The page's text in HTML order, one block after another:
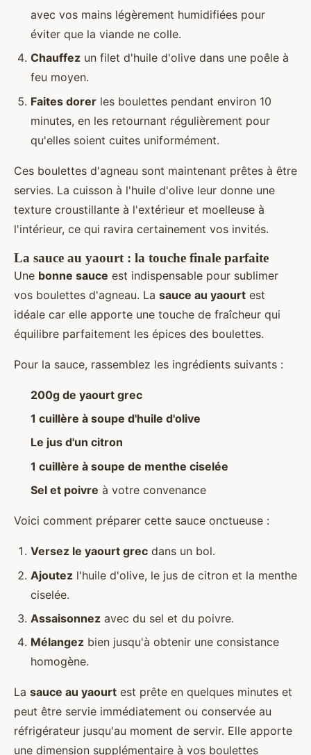
avec vos mains légèrement humidifiées pour
éviter que la viande ne colle.
Chauffez un filet d'huile d'olive dans une poêle à
feu moyen.
Faites dorer les boulettes pendant environ 10
minutes, en les retournant régulièrement pour
qu'elles soient cuites uniformément.
Ces boulettes d'agneau sont maintenant prêtes à être
servies. La cuisson à l'huile d'olive leur donne une
texture croustillante à l'extérieur et moelleuse à
l'intérieur, ce qui ravira certainement vos invités.
La sauce au yaourt : la touche finale parfaite
Une bonne sauce est indispensable pour sublimer
vos boulettes d'agneau. La sauce au yaourt est
idéale car elle apporte une touche de fraîcheur qui
équilibre parfaitement les épices des boulettes.
Pour la sauce, rassemblez les ingrédients suivants :
200g de yaourt grec
1 cuillère à soupe d'huile d'olive
Le jus d'un citron
1 cuillère à soupe de menthe ciselée
Sel et poivre à votre convenance
Voici comment préparer cette sauce onctueuse :
Versez le yaourt grec dans un bol.
Ajoutez l'huile d'olive, le jus de citron et la menthe
ciselée.
Assaisonnez avec du sel et du poivre.
Mélangez bien jusqu'à obtenir une consistance
homogène.
La sauce au yaourt est prête en quelques minutes et
peut être servie immédiatement ou conservée au
réfrigérateur jusqu'au moment de servir. Elle apporte
une dimension supplémentaire à vos boulettes